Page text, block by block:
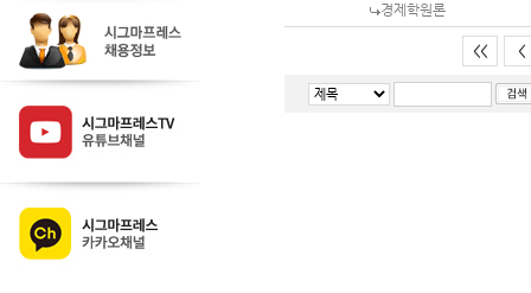
경제학원론
<< <